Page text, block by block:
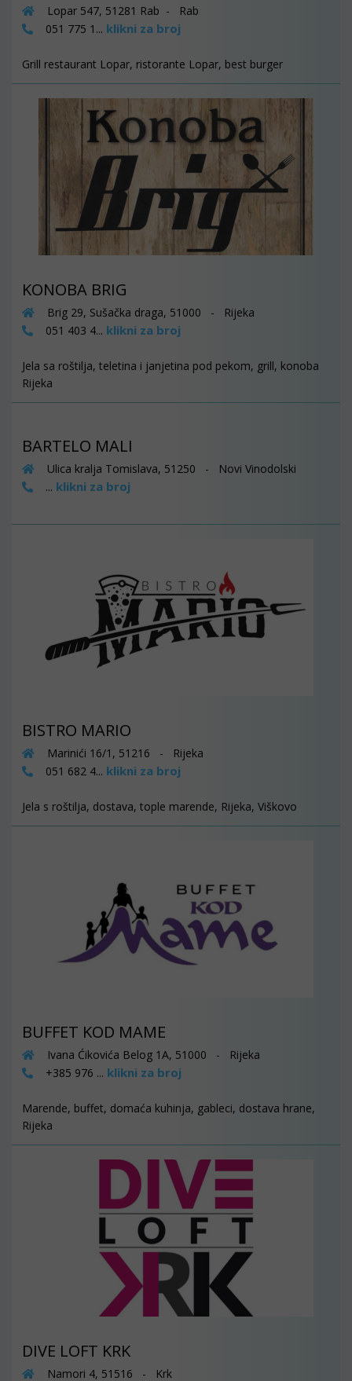
Lopar 547, 51281 Rab - Rab
051 775 1... klikni za broj
Grill restaurant Lopar, ristorante Lopar, best burger
KONOBA BRIG
Brig 29, Sušačka draga, 51000 - Rijeka
051 403 4... klikni za broj
Jela sa roštilja, teletina i janjetina pod pekom, grill, konoba
Rijeka
BARTELO MALI
Ulica kralja Tomislava, 51250 - Novi Vinodolski
... klikni za broj
BISTRO MARIO
Marinići 16/1, 51216 - Rijeka
051 682 4... klikni za broj
Jela s roštilja, dostava, tople marende, Rijeka, Viškovo
BUFFET KOD MAME
Ivana Ćikovića Belog 1A, 51000 - Rijeka
+385 976 ... klikni za broj
Marende, buffet, domaća kuhinja, gableci, dostava hrane,
Rijeka
DIVE LOFT KRK
Namori 4, 51516 - Krk